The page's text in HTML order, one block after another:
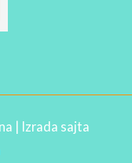
| Izrada sajta